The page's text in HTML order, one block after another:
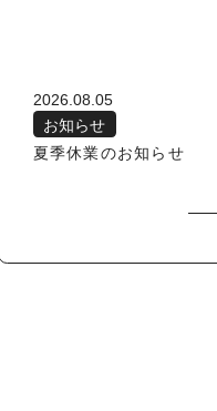
2026.08.05
お知らせ
夏季休業のお知らせ